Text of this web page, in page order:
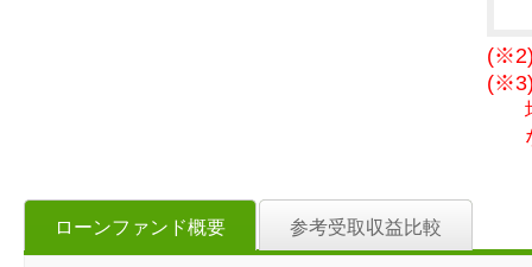
(※2)
(※3)
ローンファンド概要 参考受取収益比較